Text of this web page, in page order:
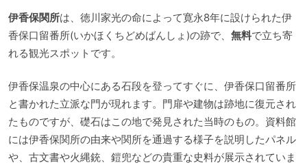
伊香保関所は、徳川家光の命によって寛永8年に設けられた伊
香保口留番所(いかほくちどめばんしょ)の跡で、 無料で立ち寄
れる観光スポットです。
伊香保温泉の中心にある石段を登ってすぐに、伊香保口留番所
と書かれた立派な門が現れます。門扉や建物は跡地に復元され
たものですが、礎石はこの地で発見された当時のもの。資料館
には伊香保関所の由来や関所を通過する様子を説明したパネル
や、古文書や火縄銃、鎧兜などの貴重な史料が展示されていま